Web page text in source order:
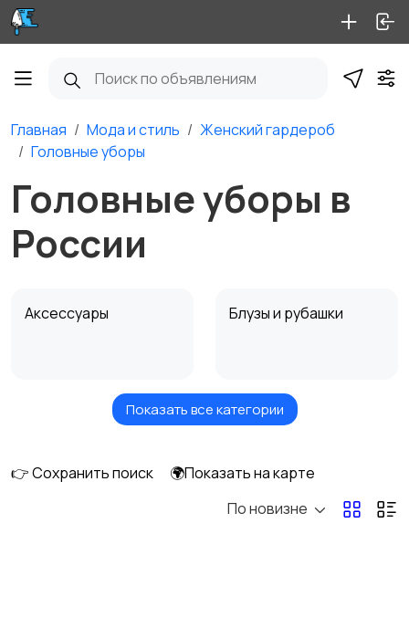
Главная Мода и стиль
Женский гардероб
Головные уборы
Головные уборы в
России
Аксессуары Блузы и рубашки
Будущим мамам Верхняя одежда
Домашняя одежда
Показать все категории
👉 Сохранить поиск
🌍Показать на карте
По новизне